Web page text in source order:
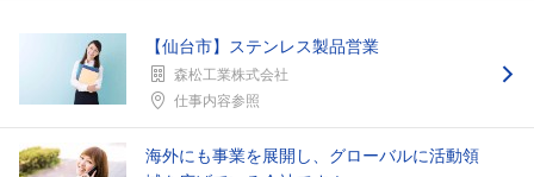
【仙台市】ステンレス製品営業
森松工業株式会社
仕事内容参照
海外にも事業を展開し、グローバルに活動領